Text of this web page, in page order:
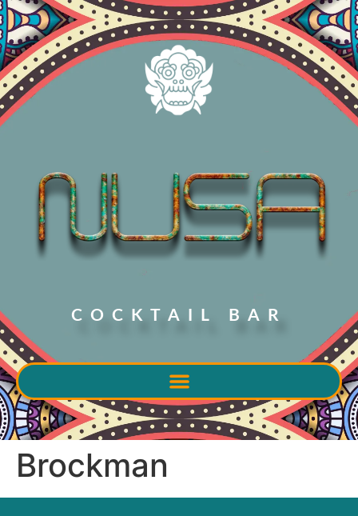
COCKTAIL BAR
Brockman